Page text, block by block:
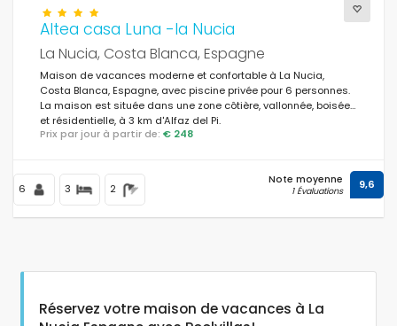
Conditions
Optionnel
Services
Altea casa Luna -la Nucia
La Nucia, Costa Blanca, Espagne
Maison de vacances moderne et confortable à La Nucia,
Costa Blanca, Espagne, avec piscine privée pour 6 personnes.
La maison est située dans une zone côtière, vallonnée, boisée
et résidentielle, à 3 km d'Alfaz del Pi.
Prix par jour à partir de: € 248
6 3 2
Note moyenne
1 Évaluations 9,6
Réservez votre maison de vacances à La